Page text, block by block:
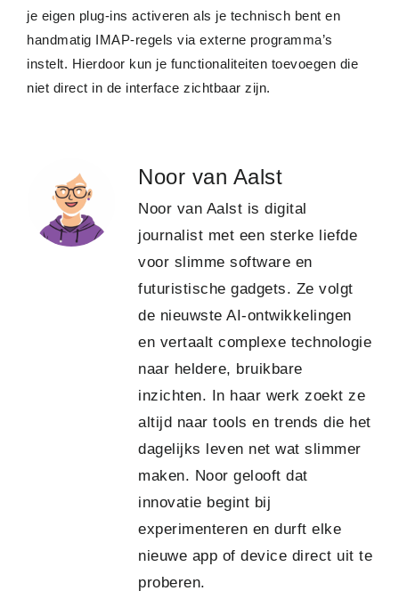
je eigen plug-ins activeren als je technisch bent en
handmatig IMAP-regels via externe programma’s
instelt. Hierdoor kun je functionaliteiten toevoegen die
niet direct in de interface zichtbaar zijn.
Noor van Aalst
Noor van Aalst is digital
journalist met een sterke liefde
voor slimme software en
futuristische gadgets. Ze volgt
de nieuwste AI-ontwikkelingen
en vertaalt complexe technologie
naar heldere, bruikbare
inzichten. In haar werk zoekt ze
altijd naar tools en trends die het
dagelijks leven net wat slimmer
maken. Noor gelooft dat
innovatie begint bij
experimenteren en durft elke
nieuwe app of device direct uit te
proberen.